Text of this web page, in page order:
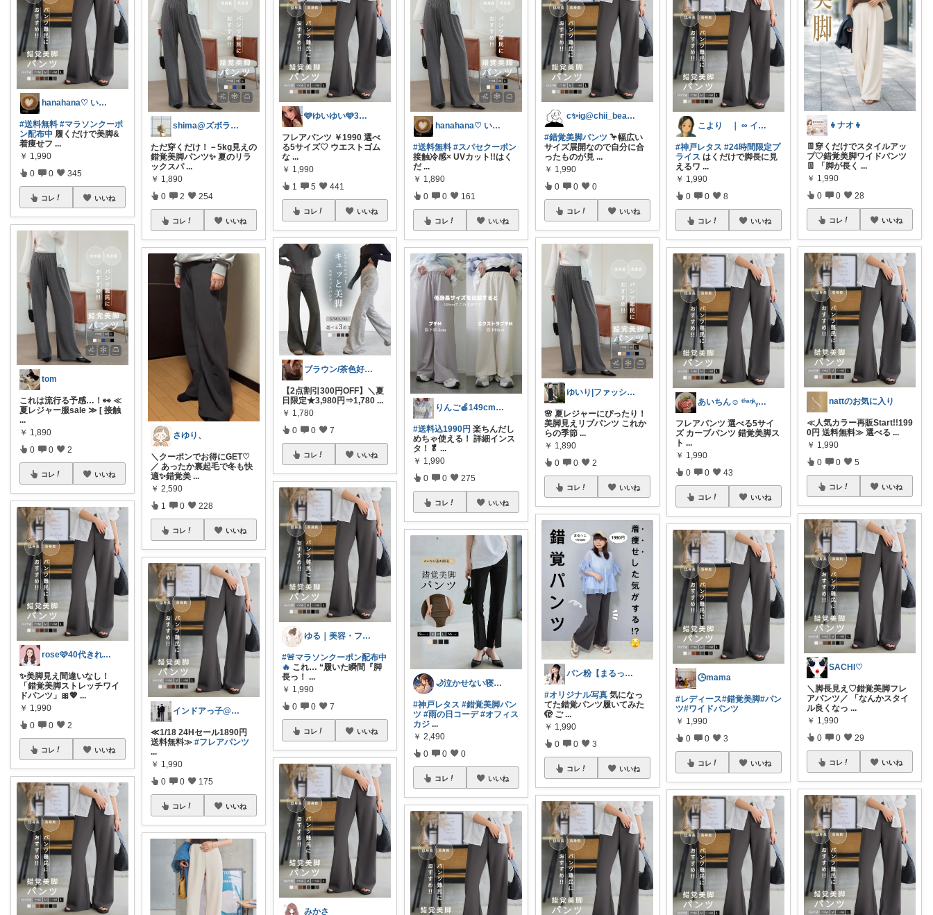
hanahana♡ いつもありがとう🙏
#送料無料 #マラソンクーポ
ン配布中 履くだけで美脚&
着痩せフ ...
￥ 1,990
0 0 345
コレ いいね
tom
これは流行る予感…！👀 ≪
夏レジャー服sale ≫ [ 接触
...
￥ 1,890
0 0 2
コレ いいね
rose🩷40代きれいめコーデ
✨美脚見え間違いなし！
「錯覚美脚ストレッチワイ
ドパンツ」🎀💖 ...
￥ 1,990
0 0 2
コレ いいね
shima@ズボラでも可愛くしたい
ただ穿くだけ！－5kg見えの
錯覚美脚パンツ✨ 夏のリラ
ックスパ ...
￥ 1,890
0 2 254
コレ いいね
さゆり、
＼クーポンでお得にGET♡
／ あったか裏起毛で冬も快
適✨錯覚美 ...
￥ 2,590
1 0 228
コレ いいね
インドアっ子@ご購入ありがとうございます
≪1/18 24Hセール1890円
送料無料≫#フレアパンツ
...
￥ 1,990
0 0 175
コレ いいね
🩵ゆいゆい🩵3児のママ- ̗̀ 𖤐
フレアパンツ ￥1990 選べ
る5サイズ♡ ウエストゴム
な ...
￥ 1,990
1 5 441
コレ いいね
ブラウン/茶色好き🤎ノブたん
【2点割引300円OFF】＼夏
日限定★3,980円⇒1,780 ...
￥ 1,780
0 0 7
コレ いいね
ゆる｜美容・ファッション
#🚨マラソンクーポン配布中
🔥 これ… “履いた瞬間『脚
長っ！ ...
￥ 1,990
0 0 7
コレ いいね
みかさ
hanahana♡ いつもありがとう🙏
#送料無料 #スパセクーポン
接触冷感× UVカット!!はく
だ ...
￥ 1,890
0 0 161
コレ いいね
りんご🍏149cm低身長コーデ
#送料込1990円 楽ちんだし
めちゃ使える！ 詳細インス
タ！🥬 ...
￥ 1,990
0 0 275
コレ いいね
🌙泣かせない寝かしつけROOM｜まいか
#神戸レタス #錯覚美脚パン
ツ #雨の日コーデ #オフィス
カジ ...
￥ 2,490
0 0 0
コレ いいね
c✨ig@chii_beautylife
#錯覚美脚パンツ 🦩幅広い
サイズ展開なので自分に合
ったものが見 ...
￥ 1,990
0 0 0
コレ いいね
ゆいり|ファッション👗
🌸 夏レジャーにぴったり！
美脚見えリブパンツ これか
らの季節 ...
￥ 1,890
0 0 2
コレ いいね
パン粉【まるっこ低身長骨スト】🍞
#オリジナル写真 気になっ
てた錯覚パンツ履いてみた
🫣 ご ...
￥ 1,990
0 0 3
コレ いいね
こより ｜ ∞ イヤイライケレ ∞
#神戸レタス #24時間限定プ
ライス はくだけで脚長に見
えるワ ...
￥ 1,990
0 0 8
コレ いいね
あいちん☺️ ᵗʱᵃᵑᵏᵧₒᵤওೄ ♬*
フレアパンツ 選べる5サイ
ズ カーブパンツ 錯覚美脚ス
ト ...
￥ 1,990
0 0 43
コレ いいね
🕒mama
#レディース#錯覚美脚#パン
ツ#ワイドパンツ
￥ 1,990
0 0 3
コレ いいね
👧ナオ👧
👖穿くだけでスタイルアッ
プ♡錯覚美脚ワイドパンツ
👖 「脚が長く ...
￥ 1,990
0 0 28
コレ いいね
nattのお気に入り
≪人気カラー再販Start!!199
0円 送料無料≫ 選べる ...
￥ 1,990
0 0 5
コレ いいね
SACHI♡
＼脚長見え♡錯覚美脚フレ
アパンツ／ 「なんかスタイ
ル良くなっ ...
￥ 1,990
0 0 29
コレ いいね